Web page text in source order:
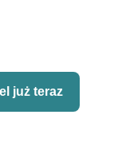
już teraz